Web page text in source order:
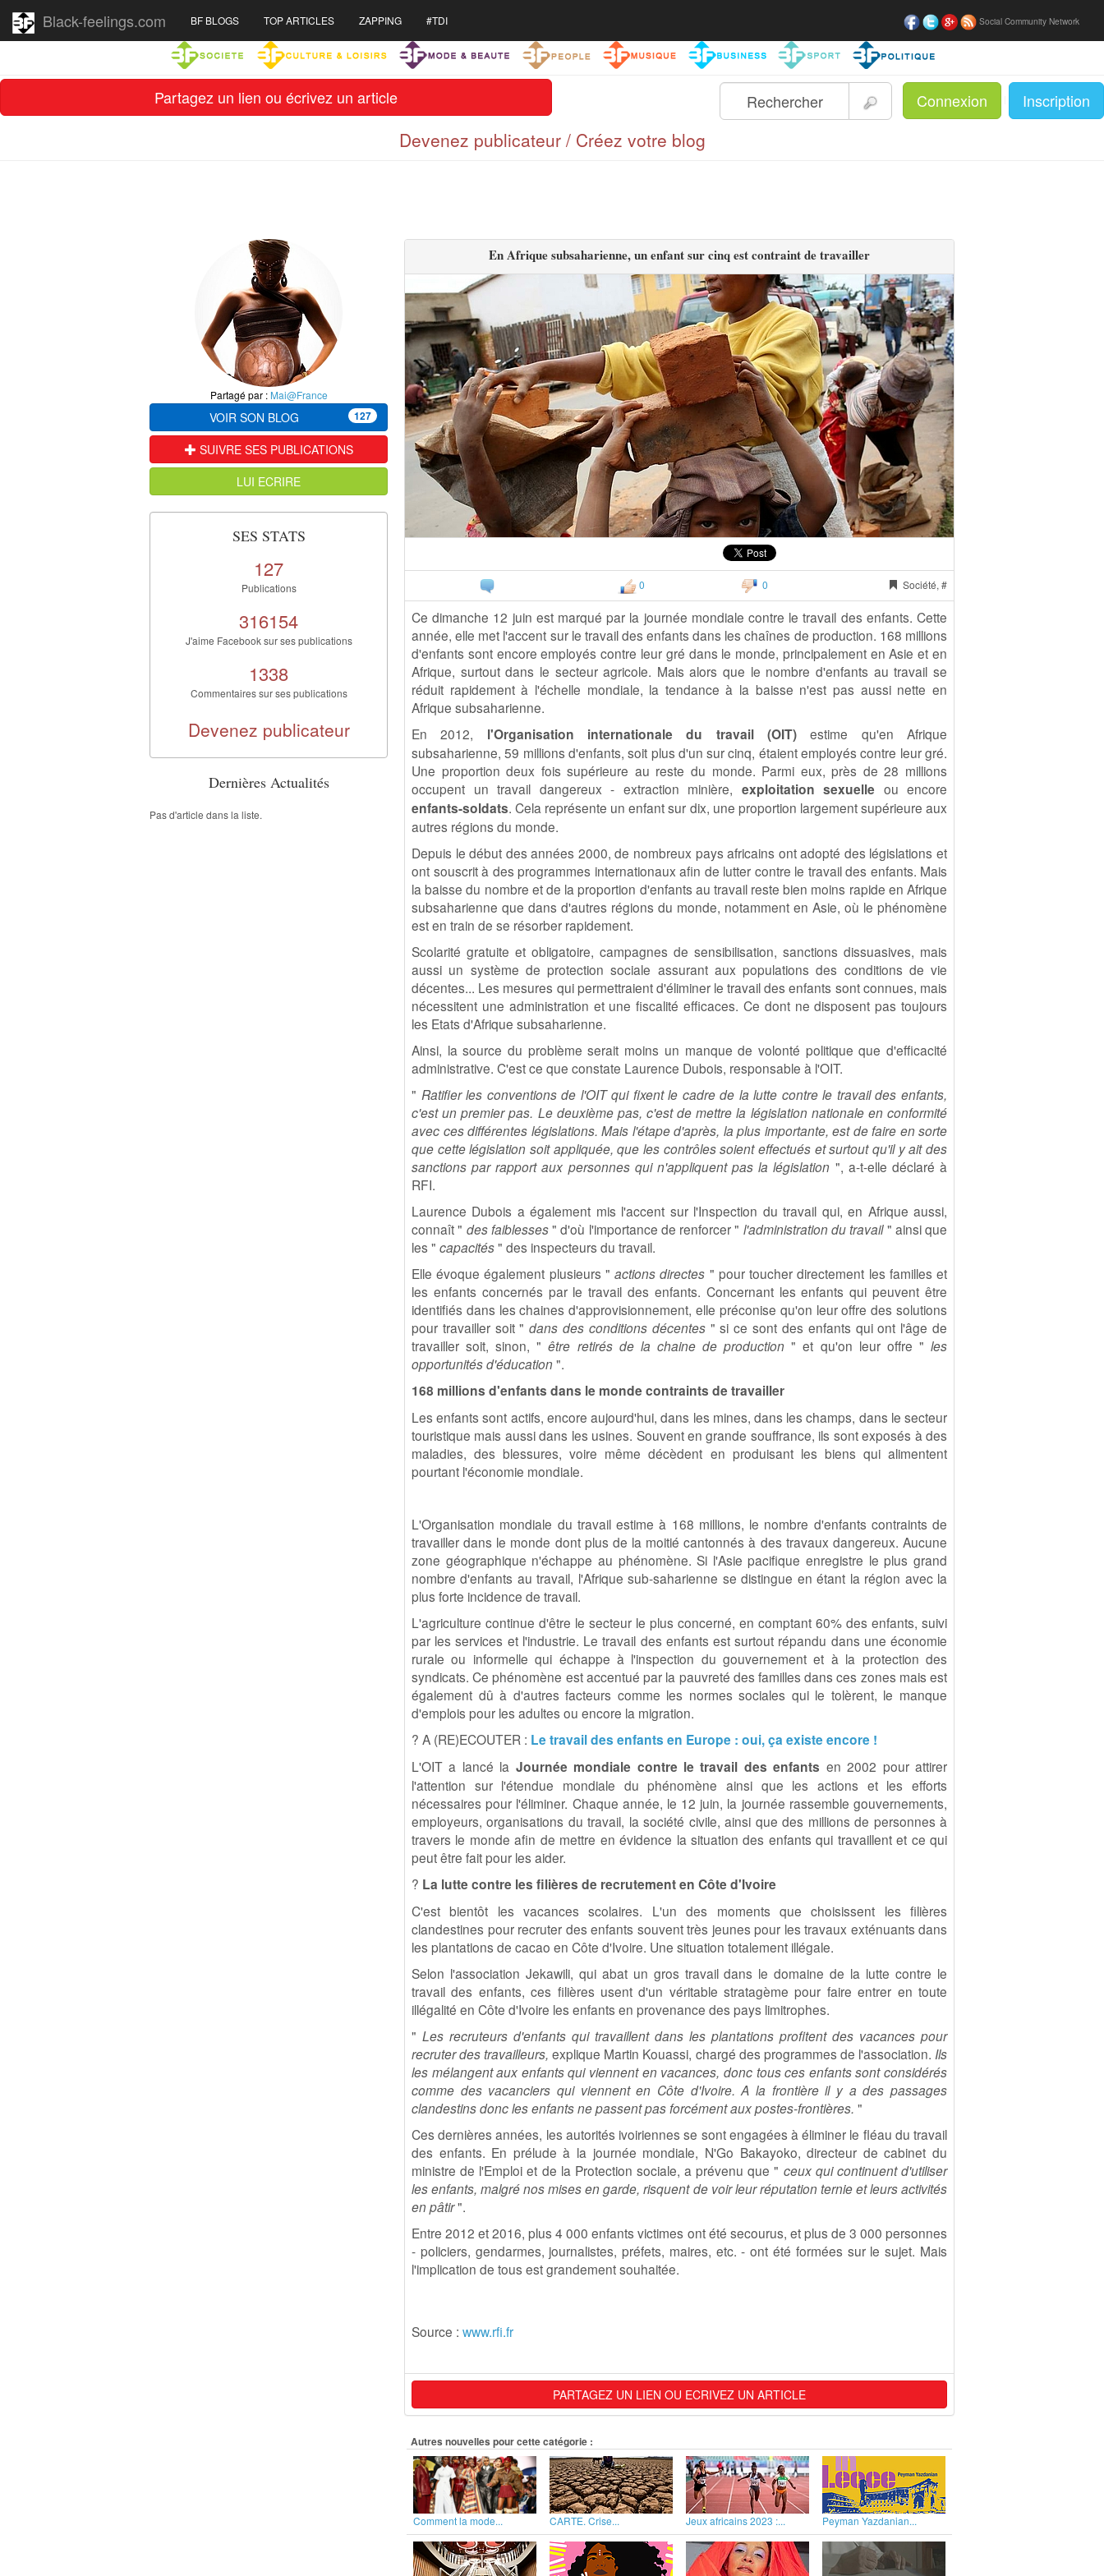
Partagez un lien ou écrivez un article Connexion Inscription
Black-feelings.com Social Community Network
BF BLOGS TOP ARTICLES ZAPPING #TDI
Devenez publicateur / Créez votre blog
En Afrique subsaharienne, un enfant sur cinq est contraint de travailler
0 0 Société, #
Ce dimanche 12 juin est marqué par la journée mondiale contre le travail des enfants. Cette
année, elle met l'accent sur le travail des enfants dans les chaînes de production. 168 millions
d'enfants sont encore employés contre leur gré dans le monde, principalement en Asie et en
Afrique, surtout dans le secteur agricole. Mais alors que le nombre d'enfants au travail se
réduit rapidement à l'échelle mondiale, la tendance à la baisse n'est pas aussi nette en
Afrique subsaharienne.
En 2012, l'Organisation internationale du travail (OIT) estime qu'en Afrique
subsaharienne, 59 millions d'enfants, soit plus d'un sur cinq, étaient employés contre leur gré.
Une proportion deux fois supérieure au reste du monde. Parmi eux, près de 28 millions
occupent un travail dangereux - extraction minière, exploitation sexuelle ou encore
enfants-soldats. Cela représente un enfant sur dix, une proportion largement supérieure aux
autres régions du monde.
Depuis le début des années 2000, de nombreux pays africains ont adopté des législations et
ont souscrit à des programmes internationaux afin de lutter contre le travail des enfants. Mais
la baisse du nombre et de la proportion d'enfants au travail reste bien moins rapide en Afrique
subsaharienne que dans d'autres régions du monde, notamment en Asie, où le phénomène
est en train de se résorber rapidement.
Scolarité gratuite et obligatoire, campagnes de sensibilisation, sanctions dissuasives, mais
aussi un système de protection sociale assurant aux populations des conditions de vie
décentes... Les mesures qui permettraient d'éliminer le travail des enfants sont connues, mais
nécessitent une administration et une fiscalité efficaces. Ce dont ne disposent pas toujours
les Etats d'Afrique subsaharienne.
Ainsi, la source du problème serait moins un manque de volonté politique que d'efficacité
administrative. C'est ce que constate Laurence Dubois, responsable à l'OIT.
" Ratifier les conventions de l'OIT qui fixent le cadre de la lutte contre le travail des enfants,
c'est un premier pas. Le deuxième pas, c'est de mettre la législation nationale en conformité
avec ces différentes législations. Mais l'étape d'après, la plus importante, est de faire en sorte
que cette législation soit appliquée, que les contrôles soient effectués et surtout qu'il y ait des
sanctions par rapport aux personnes qui n'appliquent pas la législation ", a-t-elle déclaré à
RFI.
Laurence Dubois a également mis l'accent sur l'Inspection du travail qui, en Afrique aussi,
connaît " des faiblesses" d'où l'importance de renforcer " l'administration du travail" ainsi que
les " capacités" des inspecteurs du travail.
Elle évoque également plusieurs "actions directes " pour toucher directement les familles et
les enfants concernés par le travail des enfants. Concernant les enfants qui peuvent être
identifiés dans les chaines d'approvisionnement, elle préconise qu'on leur offre des solutions
pour travailler soit " dans des conditions décentes" si ce sont des enfants qui ont l'âge de
travailler soit, sinon, " être retirés de la chaine de production " et qu'on leur offre "les
opportunités d'éducation ".
168 millions d'enfants dans le monde contraints de travailler
Les enfants sont actifs, encore aujourd'hui, dans les mines, dans les champs, dans le secteur
touristique mais aussi dans les usines. Souvent en grande souffrance, ils sont exposés à des
maladies, des blessures, voire même décèdent en produisant les biens qui alimentent
pourtant l'économie mondiale.
L'Organisation mondiale du travail estime à 168 millions, le nombre d'enfants contraints de
travailler dans le monde dont plus de la moitié cantonnés à des travaux dangereux. Aucune
zone géographique n'échappe au phénomène. Si l'Asie pacifique enregistre le plus grand
nombre d'enfants au travail, l'Afrique sub-saharienne se distingue en étant la région avec la
plus forte incidence de travail.
L'agriculture continue d'être le secteur le plus concerné, en comptant 60% des enfants, suivi
par les services et l'industrie. Le travail des enfants est surtout répandu dans une économie
rurale ou informelle qui échappe à l'inspection du gouvernement et à la protection des
syndicats. Ce phénomène est accentué par la pauvreté des familles dans ces zones mais est
également dû à d'autres facteurs comme les normes sociales qui le tolèrent, le manque
d'emplois pour les adultes ou encore la migration.
? A (RE)ECOUTER : Le travail des enfants en Europe : oui, ça existe encore !
L'OIT a lancé la Journée mondiale contre le travail des enfants en 2002 pour attirer
l'attention sur l'étendue mondiale du phénomène ainsi que les actions et les efforts
nécessaires pour l'éliminer. Chaque année, le 12 juin, la journée rassemble gouvernements,
employeurs, organisations du travail, la société civile, ainsi que des millions de personnes à
travers le monde afin de mettre en évidence la situation des enfants qui travaillent et ce qui
peut être fait pour les aider.
? La lutte contre les filières de recrutement en Côte d'Ivoire
C'est bientôt les vacances scolaires. L'un des moments que choisissent les filières
clandestines pour recruter des enfants souvent très jeunes pour les travaux exténuants dans
les plantations de cacao en Côte d'Ivoire. Une situation totalement illégale.
Selon l'association Jekawili, qui abat un gros travail dans le domaine de la lutte contre le
travail des enfants, ces filières usent d'un véritable stratagème pour faire entrer en toute
illégalité en Côte d'Ivoire les enfants en provenance des pays limitrophes.
" Les recruteurs d'enfants qui travaillent dans les plantations profitent des vacances pour
recruter des travailleurs, explique Martin Kouassi, chargé des programmes de l'association. Ils
les mélangent aux enfants qui viennent en vacances, donc tous ces enfants sont considérés
comme des vacanciers qui viennent en Côte d'Ivoire. A la frontière il y a des passages
clandestins donc les enfants ne passent pas forcément aux postes-frontières. "
Ces dernières années, les autorités ivoiriennes se sont engagées à éliminer le fléau du travail
des enfants. En prélude à la journée mondiale, N'Go Bakayoko, directeur de cabinet du
ministre de l'Emploi et de la Protection sociale, a prévenu que " ceux qui continuent d'utiliser
les enfants, malgré nos mises en garde, risquent de voir leur réputation ternie et leurs activités
en pâtir".
Entre 2012 et 2016, plus 4 000 enfants victimes ont été secourus, et plus de 3 000 personnes
- policiers, gendarmes, journalistes, préfets, maires, etc. - ont été formées sur le sujet. Mais
l'implication de tous est grandement souhaitée.
Source : www.rfi.fr
PARTAGEZ UN LIEN OU ECRIVEZ UN ARTICLE
Autres nouvelles pour cette catégorie :
Comment la mode... CARTE. Crise... Jeux africains 2023 :... Peyman Yazdanian...
Partagé par : Mai@France
VOIR SON BLOG 127
SUIVRE SES PUBLICATIONS
LUI ECRIRE
SES STATS
127
Publications
316154
J'aime Facebook sur ses publications
1338
Commentaires sur ses publications
Devenez publicateur
Dernières Actualités
Pas d'article dans la liste.